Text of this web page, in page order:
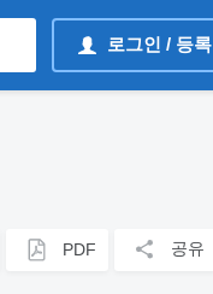
로그인 / 등록
PDF 공유